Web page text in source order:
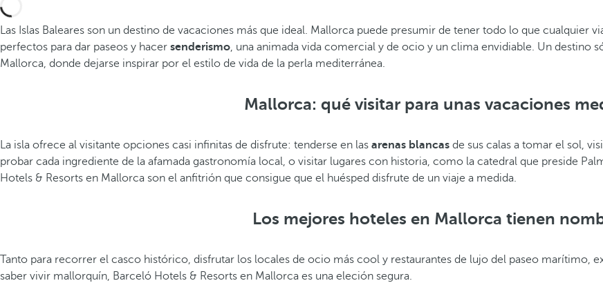
Las Islas Baleares son un destino de vacaciones más que ideal. Mallorca puede presumir de tener todo lo que cualquier
perfectos para dar paseos y hacer senderismo, una animada vida comercial y de ocio y un clima envidiable. Un destino
Mallorca, donde dejarse inspirar por el estilo de vida de la perla mediterránea.
Mallorca: qué visitar para unas vacaciones
La isla ofrece al visitante opciones casi infinitas de disfrute: tenderse en las arenas blancas de sus calas a tomar el sol,
probar cada ingrediente de la afamada gastronomía local, o visitar lugares con historia, como la catedral que preside
Hotels & Resorts en Mallorca son el anfitrión que consigue que el huésped disfrute de un viaje a medida.
Los mejores hoteles en Mallorca tienen
Tanto para recorrer el casco histórico, disfrutar los locales de ocio más cool y restaurantes de lujo del paseo marítimo,
saber vivir mallorquín, Barceló Hotels & Resorts en Mallorca es una eleción segura.